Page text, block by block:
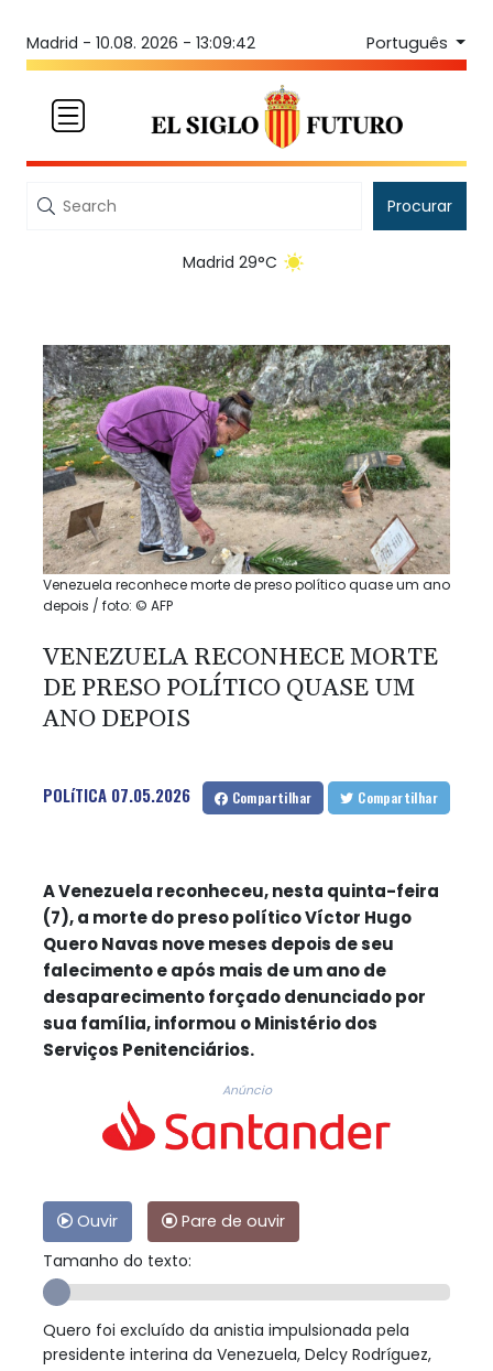
Madrid - 10.08. 2026 - 13:09:42 Português
Procurar
Madrid 29°C
Venezuela reconhece morte de preso político quase um ano
depois / foto: © AFP
VENEZUELA RECONHECE MORTE
DE PRESO POLÍTICO QUASE UM
ANO DEPOIS
POLíTICA 07.05.2026 Compartilhar Compartilhar
A Venezuela reconheceu, nesta quinta-feira
(7), a morte do preso político Víctor Hugo
Quero Navas nove meses depois de seu
falecimento e após mais de um ano de
desaparecimento forçado denunciado por
sua família, informou o Ministério dos
Serviços Penitenciários.
Anúncio
Ouvir
Pare de ouvir
Tamanho do texto:
Quero foi excluído da anistia impulsionada pela
presidente interina da Venezuela, Delcy Rodríguez,